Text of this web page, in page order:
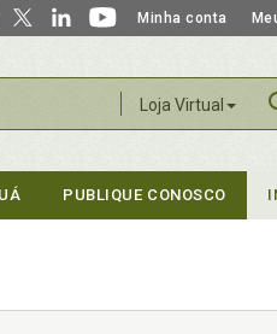
Minha conta
Loja Virtual
PUBLIQUE CONOSCO